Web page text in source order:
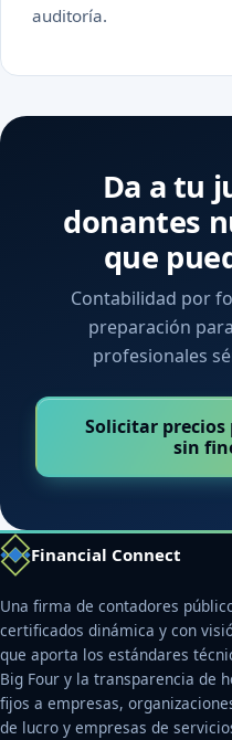
auditoría.
Da a tu
donantes
que
Contabilidad por
preparación
profesionales
Solicitar
sin
Financial Connect
Una firma de contadores
certificados dinámica y con
que aporta los estándares
Big Four y la transparencia de
fijos a empresas,
de lucro y empresas de